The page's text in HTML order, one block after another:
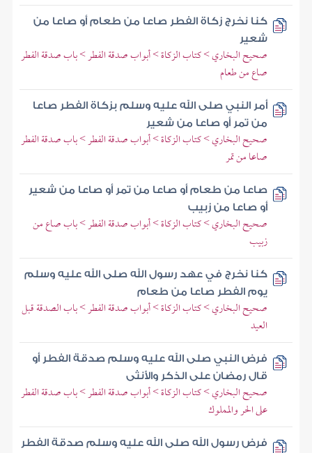
كنا نخرج زكاة الفطر صاعا من طعام أو صاعا من
شعير
صحيح البخاري > كتاب الزكاة > أبواب صدقة الفطر > باب صدقة الفطر
صاع من طعام
أمر النبي صلى الله عليه وسلم بزكاة الفطر صاعا
من تمر أو صاعا من شعير
صحيح البخاري > كتاب الزكاة > أبواب صدقة الفطر > باب صدقة الفطر
صاعا من تمر
صاعا من طعام أو صاعا من تمر أو صاعا من شعير
أو صاعا من زبيب
صحيح البخاري > كتاب الزكاة > أبواب صدقة الفطر > باب صاع من
زبيب
كنا نخرج في عهد رسول الله صلى الله عليه وسلم
يوم الفطر صاعا من طعام
صحيح البخاري > كتاب الزكاة > أبواب صدقة الفطر > باب الصدقة قبل
العيد
فرض النبي صلى الله عليه وسلم صدقة الفطر أو
قال رمضان على الذكر والأنثى
صحيح البخاري > كتاب الزكاة > أبواب صدقة الفطر > باب صدقة الفطر
على الحر والمملوك
فرض رسول الله صلى الله عليه وسلم صدقة الفطر